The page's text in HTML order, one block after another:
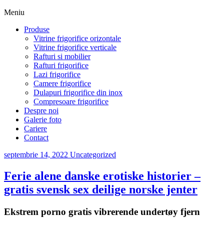
Meniu
Produse
Vitrine frigorifice orizontale
Vitrine frigorifice verticale
Rafturi si mobilier
Rafturi frigorifice
Lazi frigorifice
Camere frigorifice
Dulapuri frigorifice din inox
Compresoare frigorifice
Despre noi
Galerie foto
Cariere
Contact
septembrie 14, 2022 Uncategorized
Ferie alene danske erotiske historier –
gratis svensk sex deilige norske jenter
Ekstrem porno gratis vibrerende undertøy fjern